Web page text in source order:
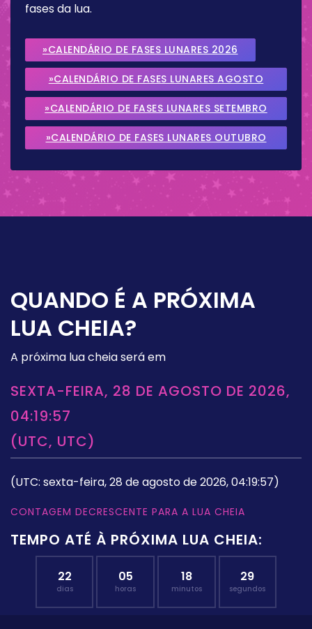
fases da lua.
»CALENDÁRIO DE FASES LUNARES 2026
»CALENDÁRIO DE FASES LUNARES AGOSTO
2026
»CALENDÁRIO DE FASES LUNARES SETEMBRO
2026
»CALENDÁRIO DE FASES LUNARES OUTUBRO
QUANDO É A PRÓXIMA
LUA CHEIA?
A próxima lua cheia será em
SEXTA-FEIRA, 28 DE AGOSTO DE 2026,
04:19:57
(UTC, UTC)
(UTC: sexta-feira, 28 de agosto de 2026, 04:19:57)
CONTAGEM DECRESCENTE PARA A LUA CHEIA
TEMPO ATÉ À PRÓXIMA LUA CHEIA:
22
dias
05
horas
18
minutos
28
segundos